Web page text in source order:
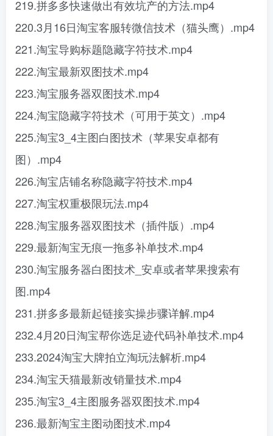
219.拼多多快速做出有效坑产的方法.mp4
220.3月16日淘宝客服转微信技术（猫头鹰）.mp4
221.淘宝导购标题隐藏字符技术.mp4
222.淘宝最新双图技术.mp4
223.淘宝服务器双图技术.mp4
224.淘宝隐藏字符技术（可用于英文）.mp4
225.淘宝3_4主图白图技术（苹果安卓都有
图）.mp4
226.淘宝店铺名称隐藏字符技术.mp4
227.淘宝权重极限玩法.mp4
228.淘宝服务器双图技术（插件版）.mp4
229.最新淘宝无痕一拖多补单技术.mp4
230.淘宝服务器白图技术_安卓或者苹果搜索有
图.mp4
231.拼多多最新起链接实操步骤详解.mp4
232.4月20日淘宝帮你选足迹代码补单技术.mp4
233.2024淘宝大牌拍立淘玩法解析.mp4
234.淘宝天猫最新改销量技术.mp4
235.淘宝3_4主图服务器双图技术.mp4
236.最新淘宝主图动图技术.mp4